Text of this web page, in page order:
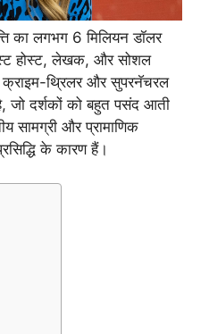
का लगभग 6 मिलियन डॉलर
होस्ट, लेखक, और सोशल
क्राइम-थ्रिलर और सुपरनॅचरल
जो दर्शकों को बहुत पसंद आती
सामग्री और प्रामाणिक
के कारण हैं।